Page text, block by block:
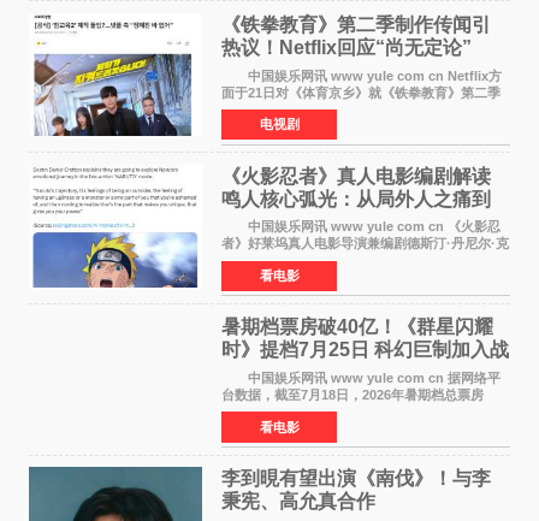
《铁拳教育》第二季制作传闻引
热议！Netflix回应“尚无定论”
中国娱乐网讯 www yule com cn Netflix方
面于21日对《体育京乡》就《铁拳教育》第二季
制作传闻划清界限，表示尚无定论。然而，业界
却有传闻称已就《铁拳教育》第二季的制作展开
了讨论——《
电视剧
《火影忍者》真人电影编剧解读
鸣人核心弧光：从局外人之痛到
自我觉醒
中国娱乐网讯 www yule com cn 《火影忍
者》好莱坞真人电影导演兼编剧德斯汀·丹尼尔·克
雷顿近日在采访中分享了对主角鸣人成长弧光的
理解，透露电影将深入探索鸣人作为局外人的情
感历程。
看电影
暑期档票房破40亿！《群星闪耀
时》提档7月25日 科幻巨制加入战
中国娱乐网讯 www yule com cn 据网络平
台数据，截至7月18日，2026年暑期档总票房
（含预售）已正式突破40亿元大关，年度总票房
也随之逼近197亿元。超百部中外佳片同台竞技，
点燃了盛夏的电
看电影
李到晛有望出演《南伐》！与李
秉宪、高允真合作